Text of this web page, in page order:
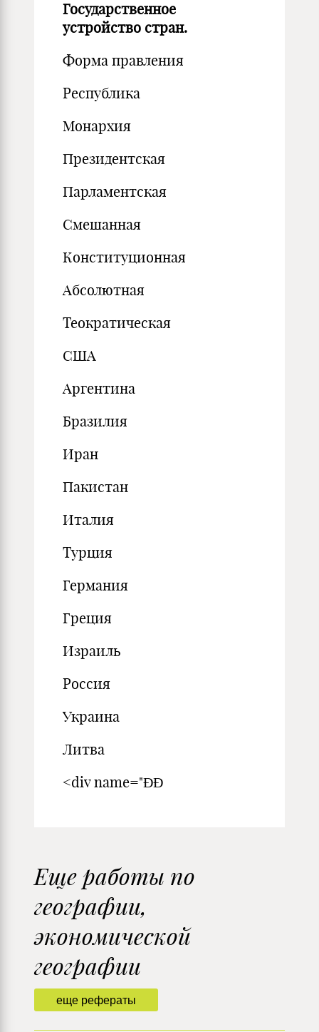
Государственное
устройство стран.
Форма правления
Республика
Монархия
Президентская
Парламентская
Смешанная
Конституционная
Абсолютная
Теократическая
США
Аргентина
Бразилия
Иран
Пакистан
Италия
Турция
Германия
Греция
Израиль
Россия
Украина
Литва
<div name="ÐÐ
еще рефераты
Еще работы по
географии,
экономической
географии